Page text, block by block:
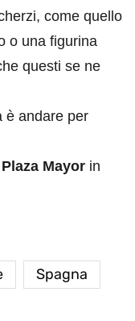
come quello
o una figurina
questi se ne
è andare per
Plaza Mayor in
Spagna